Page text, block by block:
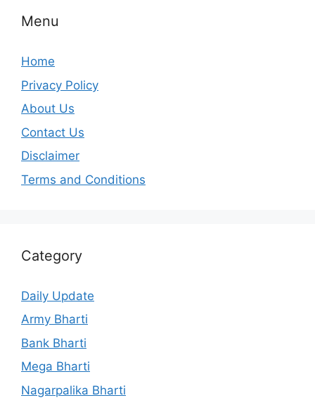
Menu
Home
Privacy Policy
About Us
Contact Us
Disclaimer
Terms and Conditions
Category
Daily Update
Army Bharti
Bank Bharti
Mega Bharti
Nagarpalika Bharti